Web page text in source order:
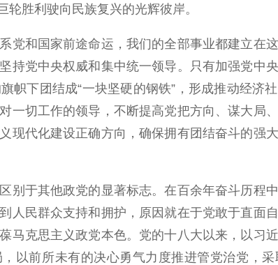
胜利驶向民族复兴的光辉彼岸。
和国家前途命运，我们的全部事业都建立在
持党中央权威和集中统一领导。只有加强党中
下团结成“一块坚硬的钢铁”，形成推动经济
一切工作的领导，不断提高党把方向、谋大局
现代化建设正确方向，确保拥有团结奋斗的强
于其他政党的显著标志。在百余年奋斗历程
人民群众支持和拥护，原因就在于党敢于直面
马克思主义政党本色。党的十八大以来，以习
以前所未有的决心勇气力度推进管党治党，